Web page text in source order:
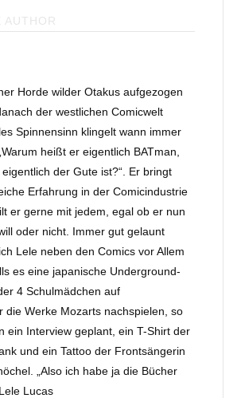
AUTHOR
Horde wilder Otakus aufgezogen
der westlichen Comicwelt
Spinnensinn klingelt wann immer
heißt er eigentlich BATman,
der Gute ist?“. Er bringt
Erfahrung in der Comicindustrie
er gerne mit jedem, egal ob er nun
oder nicht. Immer gut gelaunt
Lele neben den Comics vor Allem
es eine japanische Underground-
4 Schulmädchen auf
die Werke Mozarts nachspielen, so
ein Interview geplant, ein T-Shirt der
und ein Tattoo der Frontsängerin
„Also ich habe ja die Bücher
Lucas